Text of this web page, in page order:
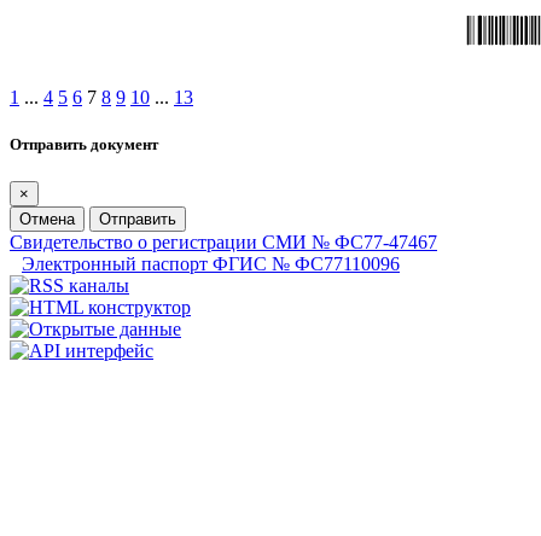
1 ... 4 5 6 7 8 9 10 ... 13
Отправить документ
×
Отмена
Отправить
Свидетельство о регистрации СМИ № ФС77-47467
Электронный паспорт ФГИС № ФС77110096